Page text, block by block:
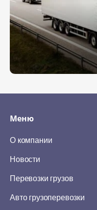
Меню
О компании
Новости
Перевозки грузов
Авто грузоперевозки